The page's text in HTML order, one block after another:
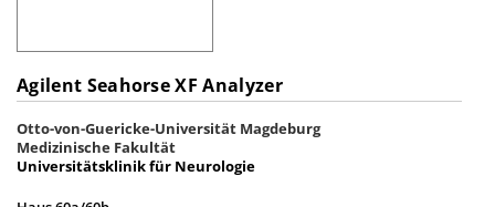
Agilent Seahorse XF Analyzer
Otto-von-Guericke-Universität Magdeburg
Medizinische Fakultät
Universitätsklinik für Neurologie